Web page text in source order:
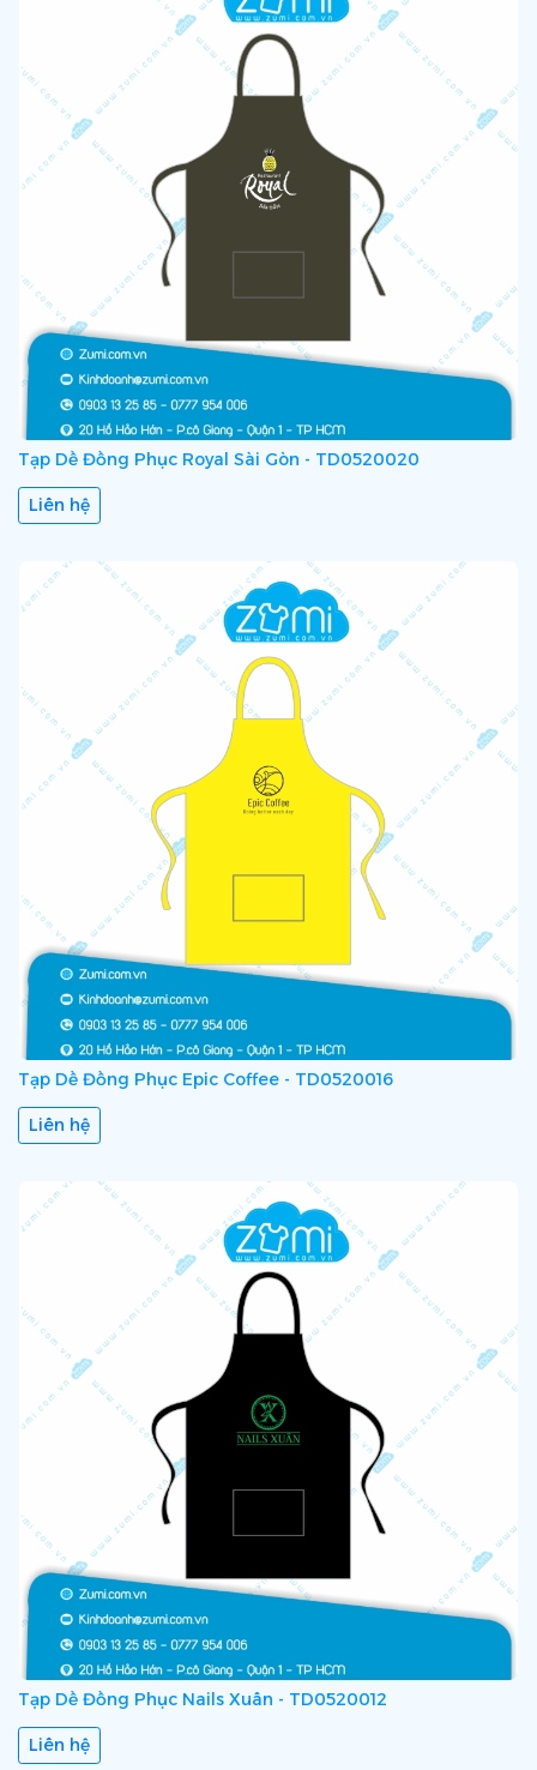
Tạp Dề Đồng Phục Royal Sài Gòn - TD0520020
Liên hệ
Tạp Dề Đồng Phục Epic Coffee - TD0520016
Liên hệ
Tạp Dề Đồng Phục Nails Xuân - TD0520012
Liên hệ